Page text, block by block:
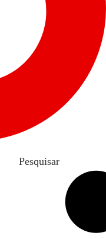
Pesquisar